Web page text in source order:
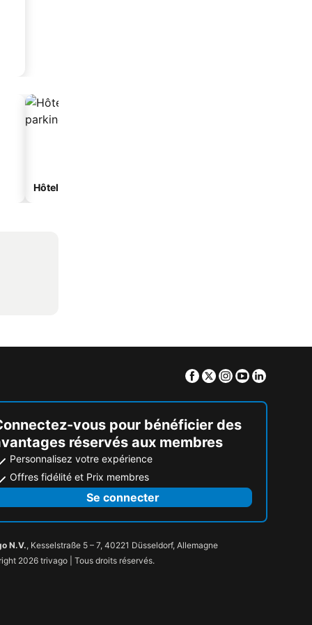
Hôtels avec parking
Facebook
TwitterInstagram
Youtube
vous pour bénéficier des
réservés aux membres
Personnalisez votre expérience
Offres fidélité et Prix membres
Se connecter
N.V., Kesselstraße 5 – 7, 40221 Düsseldorf, Allemagne
2026 trivago | Tous droits réservés.